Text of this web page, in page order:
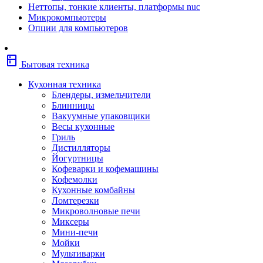
Фены
Щипцы
Электробритвы
Сушильные машины
Морозильные камеры
Плиты
Посудомоечные машины
Водонагреватели
Бойлеры
Встраиваемая техника
комбинированные
Духовые шкафы газовые
Неттопы, тонкие клиенты, платформы nuc
Микрокомпьютеры
Опции для компьютеров
kitchen Бытовая техника
Кухонная техника
Блендеры, измельчители
Блинницы
Вакуумные упаковщики
Весы кухонные
Гриль
Дистилляторы
Йогуртницы
Кофеварки и кофемашины
Кофемолки
Кухонные комбайны
Ломтерезки
Микроволновые печи
Миксеры
Мини-печи
Мойки
Мультиварки